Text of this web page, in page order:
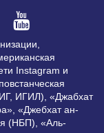
Instagram и
ИГИЛ), «Джабхат
«Джебхат ан-
(НБП), «Аль-